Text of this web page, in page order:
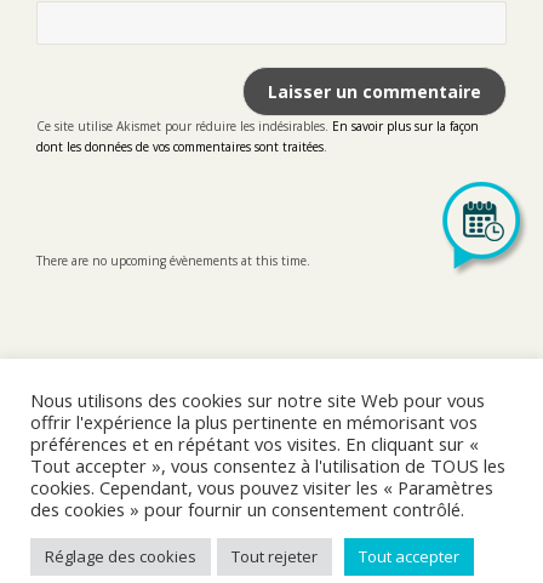
Ce site utilise Akismet pour réduire les indésirables. En savoir plus sur la façon
dont les données de vos commentaires sont traitées
There are no upcoming évènements at this time.
LinkedIn
Mentions Légales
Nous utilisons des cookies sur notre site Web pour vous
offrir l'expérience la plus pertinente en mémorisant vos
préférences et en répétant vos visites. En cliquant sur «
Tout accepter », vous consentez à l'utilisation de TOUS les
cookies. Cependant, vous pouvez visiter les « Paramètres
des cookies » pour fournir un consentement contrôlé.
Réglage des cookies Tout rejeter Tout accepter